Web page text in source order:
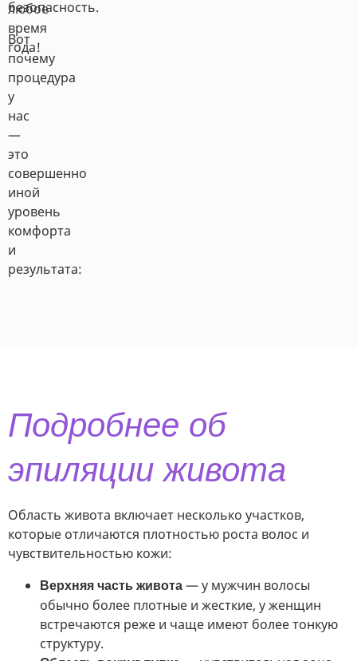
безопасность.
Вот
почему
процедура
у
нас
—
это
совершенно
иной
уровень
комфорта
и
результата:
любое
время
года!
Подробнее об
эпиляции живота
Область живота включает несколько участков,
которые отличаются плотностью роста волос и
чувствительностью кожи:
Верхняя часть живота — у мужчин волосы
обычно более плотные и жесткие, у женщин
встречаются реже и чаще имеют более тонкую
структуру.